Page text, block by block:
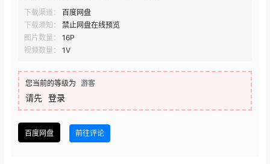
下载渠道：
百度网盘
下载须知：
禁止网盘在线预览
图片数量：
16P
视频数量：
1V
您当前的等级为 游客
请先 登录
百度网盘 前往评论